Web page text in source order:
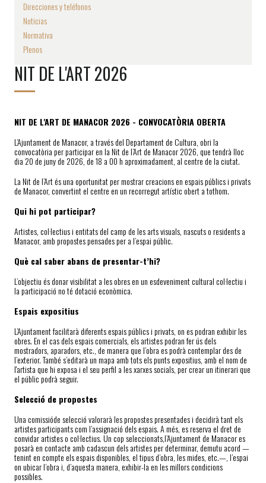
Direcciones y teléfonos
Noticias
Normativa
Plenos
NIT DE L'ART 2026
NIT DE L'ART DE MANACOR 2026 - CONVOCATÒRIA OBERTA
L’Ajuntament de Manacor, a través del Departament de Cultura, obri la
convocatòria per participar en la Nit de l’Art de Manacor 2026, que tendrà lloc
dia 20 de juny de 2026, de 18 a 00 h aproximadament, al centre de la ciutat.
La Nit de l’Art és una oportunitat per mostrar creacions en espais públics i privats
de Manacor, convertint el centre en un recorregut artístic obert a tothom.
Qui hi pot participar?
Artistes, col·lectius i entitats del camp de les arts visuals, nascuts o residents a
Manacor, amb propostes pensades per a l’espai públic.
Què cal saber abans de presentar-t’hi?
L’objectiu és donar visibilitat a les obres en un esdeveniment cultural col·lectiu i
la participació no té dotació econòmica.
Espais expositius
L’Ajuntament facilitarà diferents espais públics i privats, on es podran exhibir les
obres. En el cas dels espais comercials, els artistes podran fer ús dels
mostradors, aparadors, etc., de manera que l’obra es podrà contemplar des de
l’exterior. També s’editarà un mapa amb tots els punts expositius, amb el nom de
l'artista que hi exposa i el seu perfil a les xarxes socials, per crear un itinerari que
el públic podrà seguir.
Selecció de propostes
Una comissióde selecció valorarà les propostes presentades i decidirà tant els
artistes participants com l’assignació dels espais. A més, es reserva el dret de
convidar artistes o col·lectius. Un cop seleccionats,l’Ajuntament de Manacor es
posarà en contacte amb cadascun dels artistes per determinar, demutu acord —
tenint en compte els espais disponibles, el tipus d’obra, les mides, etc.—, l’espai
on ubicar l’obra i, d’aquesta manera, exhibir-la en les millors condicions
possibles.